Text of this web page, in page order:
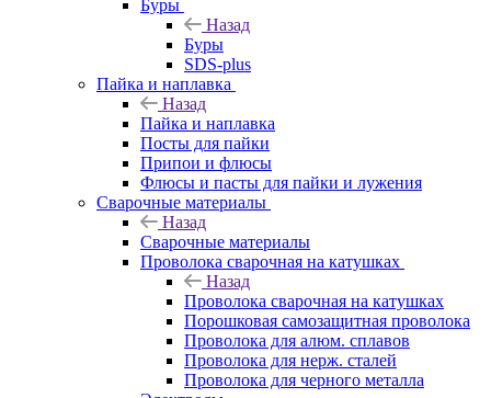
Буры
Назад
Буры
SDS-plus
Пайка и наплавка
Назад
Пайка и наплавка
Посты для пайки
Припои и флюсы
Флюсы и пасты для пайки и лужения
Сварочные материалы
Назад
Сварочные материалы
Проволока сварочная на катушках
Назад
Проволока сварочная на катушках
Порошковая самозащитная проволока
Проволока для алюм. сплавов
Проволока для нерж. сталей
Проволока для черного металла